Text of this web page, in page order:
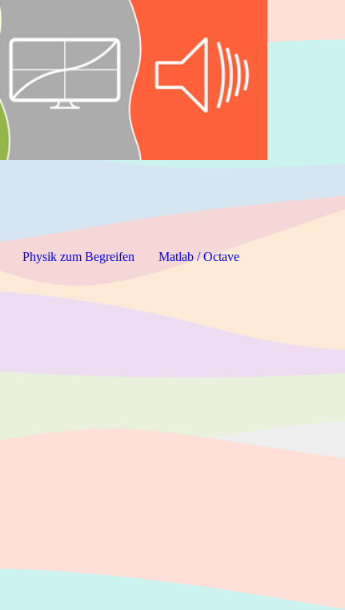
Physik zum Begreifen Matlab / Octave